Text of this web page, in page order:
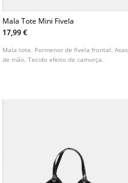
Mala Tote Mini Fivela
17,99 €
Mala tote. Pormenor de fivela frontal. Asas
de mão. Tecido efeito de camurça.